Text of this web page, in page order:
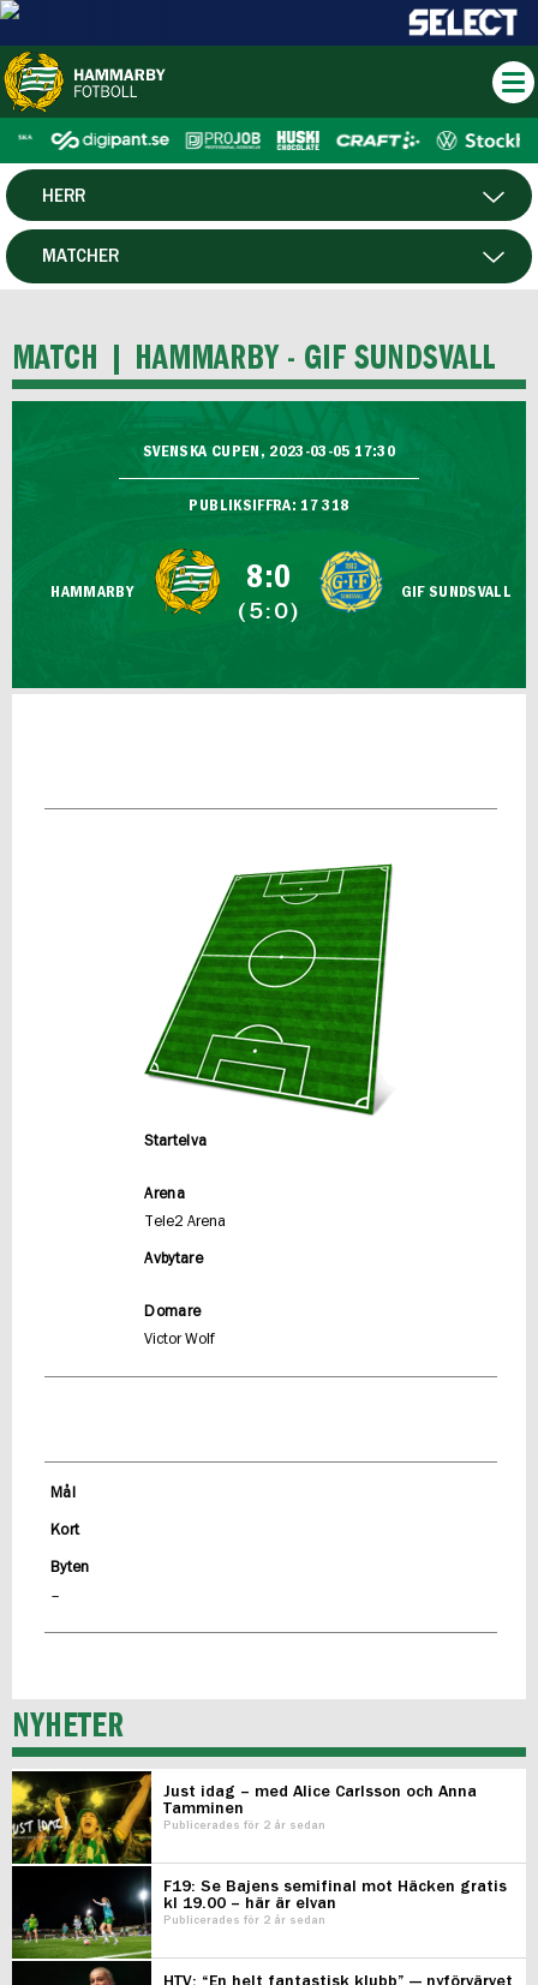
HERR
DAM
P19
MATCHER
MATCH | HAMMARBY - GIF SUNDSVALL
SVENSKA CUPEN, 2023-03-05 17:30
PUBLIKSIFFRA: 17 318
HAMMARBY 8:0
(5:0)
GIF SUNDSVALL
Startelva
Arena
Tele2 Arena
Avbytare
Domare
Victor Wolf
Mål
Kort
Byten
–
NYHETER
Just idag – med Alice Carlsson och Anna
Tamminen
Publicerades för 2 år sedan
F19: Se Bajens semifinal mot Häcken gratis
kl 19.00 – här är elvan
Publicerades för 2 år sedan
HTV: “En helt fantastisk klubb” — nyförvärvet